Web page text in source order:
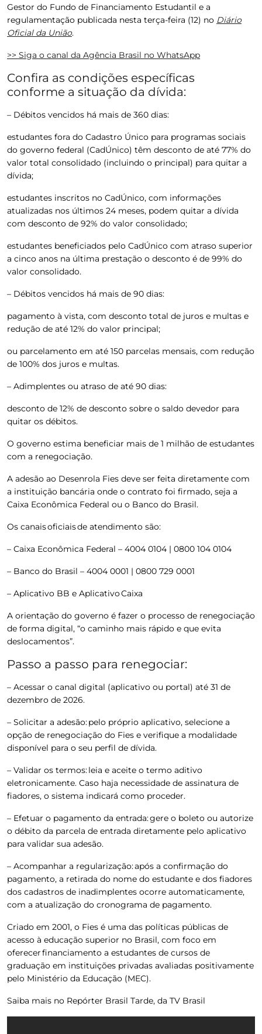
Gestor do Fundo de Financiamento Estudantil e a
regulamentação publicada nesta terça-feira (12) no Diário
Oficial da União.
>> Siga o canal da Agência Brasil no WhatsApp
Confira as condições específicas
conforme a situação da dívida:
– Débitos vencidos há mais de 360 dias:
estudantes fora do Cadastro Único para programas sociais
do governo federal (CadÚnico) têm desconto de até 77% do
valor total consolidado (incluindo o principal) para quitar a
dívida;
estudantes inscritos no CadÚnico, com informações
atualizadas nos últimos 24 meses, podem quitar a dívida
com desconto de 92% do valor consolidado;
estudantes beneficiados pelo CadÚnico com atraso superior
a cinco anos na última prestação o desconto é de 99% do
valor consolidado.
– Débitos vencidos há mais de 90 dias:
pagamento à vista, com desconto total de juros e multas e
redução de até 12% do valor principal;
ou parcelamento em até 150 parcelas mensais, com redução
de 100% dos juros e multas.
– Adimplentes ou atraso de até 90 dias:
desconto de 12% de desconto sobre o saldo devedor para
quitar os débitos.
O governo estima beneficiar mais de 1 milhão de estudantes
com a renegociação.
A adesão ao Desenrola Fies deve ser feita diretamente com
a instituição bancária onde o contrato foi firmado, seja a
Caixa Econômica Federal ou o Banco do Brasil.
Os canais oficiais de atendimento são:
– Caixa Econômica Federal – 4004 0104 | 0800 104 0104
– Banco do Brasil – 4004 0001 | 0800 729 0001
– Aplicativo BB e Aplicativo Caixa
A orientação do governo é fazer o processo de renegociação
de forma digital, “o caminho mais rápido e que evita
deslocamentos”.
Passo a passo para renegociar:
– Acessar o canal digital (aplicativo ou portal) até 31 de
dezembro de 2026.
– Solicitar a adesão: pelo próprio aplicativo, selecione a
opção de renegociação do Fies e verifique a modalidade
disponível para o seu perfil de dívida.
– Validar os termos: leia e aceite o termo aditivo
eletronicamente. Caso haja necessidade de assinatura de
fiadores, o sistema indicará como proceder.
– Efetuar o pagamento da entrada: gere o boleto ou autorize
o débito da parcela de entrada diretamente pelo aplicativo
para validar sua adesão.
– Acompanhar a regularização: após a confirmação do
pagamento, a retirada do nome do estudante e dos fiadores
dos cadastros de inadimplentes ocorre automaticamente,
com a atualização do cronograma de pagamento.
Criado em 2001, o Fies é uma das políticas públicas de
acesso à educação superior no Brasil, com foco em
oferecer financiamento a estudantes de cursos de
graduação em instituições privadas avaliadas positivamente
pelo Ministério da Educação (MEC).
Saiba mais no Repórter Brasil Tarde, da TV Brasil